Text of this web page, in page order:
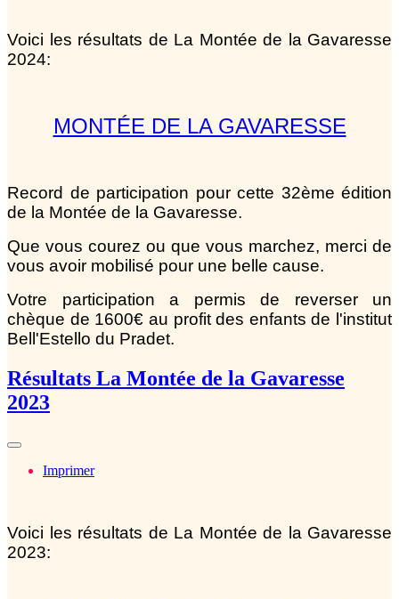
Voici les résultats de La Montée de la Gavaresse
2024:
MONTÉE DE LA GAVARESSE
Record de participation pour cette 32ème édition
de la Montée de la Gavaresse.
Que vous courez ou que vous marchez, merci de
vous avoir mobilisé pour une belle cause.
Votre participation a permis de reverser un
chèque de 1600€ au profit des enfants de l'institut
Bell'Estello du Pradet.
Résultats La Montée de la Gavaresse
2023
Imprimer
Voici les résultats de La Montée de la Gavaresse
2023: